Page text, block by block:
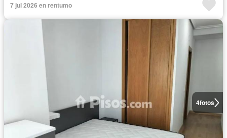
7 jul 2026 en rentumo
4fotos